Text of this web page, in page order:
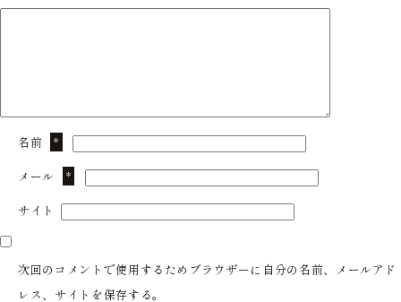
名前 *
メール *
サイト
次回のコメントで使用するためブラウザーに自分の名前、メールアド
レス、サイトを保存する。